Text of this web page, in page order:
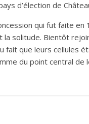
d’élection de
qui fut faite
la solitude. Bientôt
fait que leurs cellules
du point central de